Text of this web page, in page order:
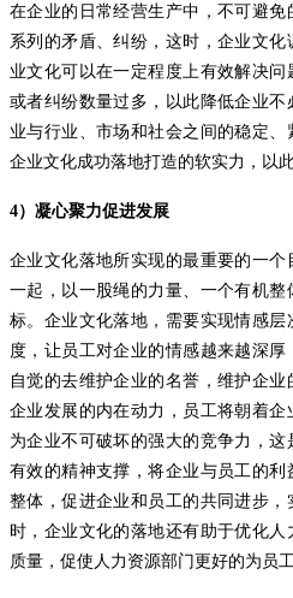
在企业的日常经营生产中，不可避
系列的矛盾、纠纷，这时，企业文
业文化可以在一定程度上有效解决
或者纠纷数量过多，以此降低企业
业与行业、市场和社会之间的稳定
企业文化成功落地打造的软实力，以
4） 凝心聚力促进发展
企业文化落地所实现的最重要的一
一起，以一股绳的力量、一个有机整
标。企业文化落地，需要实现情感
度，让员工对企业的情感越来越深厚
自觉的去维护企业的名誉，维护企
企业发展的内在动力，员工将朝着
为企业不可破坏的强大的竞争力，
有效的精神支撑，将企业与员工的
整体，促进企业和员工的共同进步
时，企业文化的落地还有助于优化
质量，促使人力资源部门更好的为员